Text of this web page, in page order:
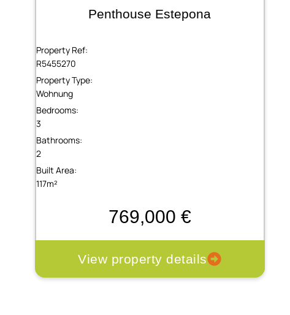
Penthouse Estepona
Property Ref:
R5455270
Property Type:
Wohnung
Bedrooms:
3
Bathrooms:
2
Built Area:
117m²
769,000 €
View property details